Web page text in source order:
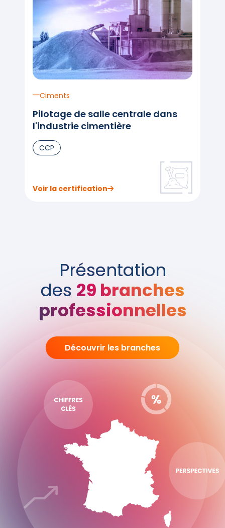
Ciments
Pilotage de salle centrale dans
l'industrie cimentière
CCP
Voir la certification
Présentation
des 29 branches
professionnelles
Découvrir les branches